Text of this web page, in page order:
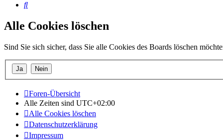
Suche
Alle Cookies löschen
Sind Sie sich sicher, dass Sie alle Cookies des Boards löschen
Foren-Übersicht
Alle Zeiten sind UTC+02:00
Alle Cookies löschen
Datenschutzerklärung
Impressum